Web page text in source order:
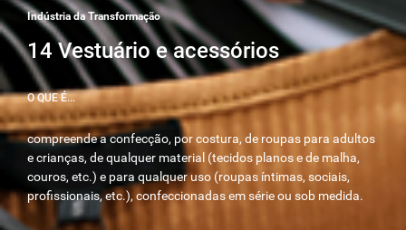
Indústria da Transformação
14 Vestuário e acessórios
O QUE É...
compreende a confecção, por costura, de roupas para adultos
e crianças, de qualquer material (tecidos planos e de malha,
couros, etc.) e para qualquer uso (roupas íntimas, sociais,
profissionais, etc.), confeccionadas em série ou sob medida.